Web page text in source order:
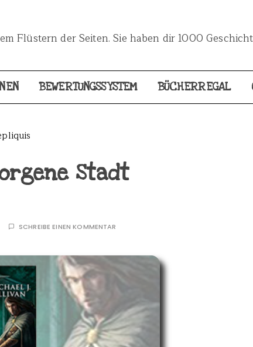
Flüstern der Seiten. Sie haben dir 1000
BEWERTUNGSSYSTEM BÜCHERREGAL
Stadt
SCHREIBE EINEN KOMMENTAR